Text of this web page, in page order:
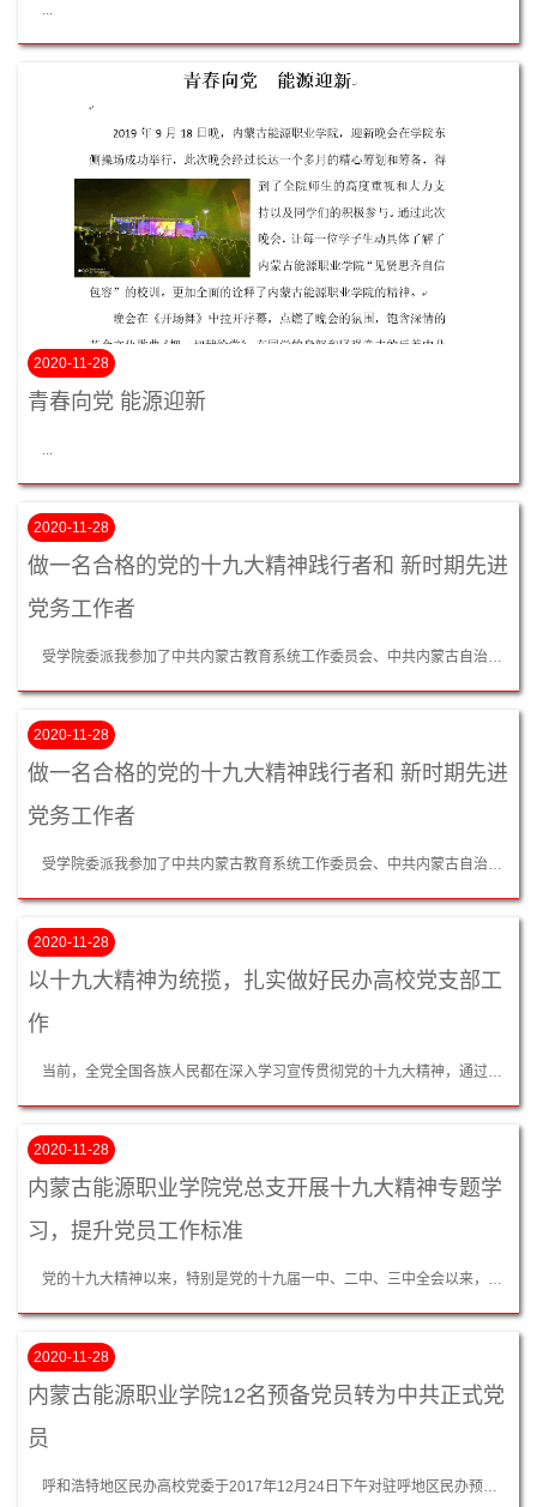
...
2020-11-28
青春向党 能源迎新
...
2020-11-28
做一名合格的党的十九大精神践行者和 新时期先进
党务工作者
受学院委派我参加了中共内蒙古教育系统工作委员会、中共内蒙古自治区教育厅党组举办的第二期全区教育系统党的十九大精神和党务工作培训班，进行了学习培训，总的来看，这次学习培训，是在举国上下同庆改革开放40周年取得伟大成就的基础上开展的，时机选得好、主办方组织严密、邀请自治区有名的专家教授，授课精彩、经验丰富、理论层次高、给人影响深刻、启发颇大、也很解渴、听后很过瘾，在思想政治上、实际行动上、理论层次的...
2020-11-28
做一名合格的党的十九大精神践行者和 新时期先进
党务工作者
受学院委派我参加了中共内蒙古教育系统工作委员会、中共内蒙古自治区教育厅党组举办的第二期全区教育系统党的十九大精神和党务工作培训班，进行了学习培训，总的来看，这次学习培训，是在举国上下同庆改革开放40周年取得伟大成就的基础上开展的，时机选得好、主办方组织严密、邀请自治区有名的专家教授，授课精彩、经验丰富、理论层次高、给人影响深刻、启发颇大、也很解渴、听后很过瘾，在思想政治上、实际行动上、理论层次的...
2020-11-28
以十九大精神为统揽，扎实做好民办高校党支部工
作
当前，全党全国各族人民都在深入学习宣传贯彻党的十九大精神，通过学习和培训使我们深刻认识到以习近平同志为总书记的党中央把握当今世界和当代中国的发展大势，以崇高的使命担当、坚强的政治定力、高超的领导艺术、强烈的创新精神，推出一系列重大战略举措，出台一系列方针政策，推进一系列重大工作，党和国家各项事业全面开创新局面、发生了历史性变革，取得了一个又一个新的辉煌成就。作为一名普通的共产党员、民办高校基层的...
2020-11-28
内蒙古能源职业学院党总支开展十九大精神专题学
习，提升党员工作标准
党的十九大精神以来，特别是党的十九届一中、二中、三中全会以来，内蒙古能源职业学院党总支深入开展各类教育活动，把党员教育作为深入贯彻党的十九大精神的重要抓手，通过“三学”方式，让学习十九大精神达到“三进”，成为自治区民办高校“打造立德树人新校园，建立自信包容大课堂”的一块招牌，助推各项工作不断取得新进展、新成效，各项工作展开新局面。通过原原本本系统学，在学习领会中提升工作标准。党总支一班人带头深入...
2020-11-28
内蒙古能源职业学院12名预备党员转为中共正式党
员
呼和浩特地区民办高校党委于2017年12月24日下午对驻呼地区民办预备党员转正及申报预备党员情况认真的研究讨论，经党委委员一致通过，批准内蒙古能源职业学院12名预备党员转为中共正式党员，13名为预备党员。2018年3月10日收到文件。预备党员名单：吴凯英 尚 强 付建新 张美珊 李苏霞 富 荣 苏 涵 王海龙 杨 东 贺利英 王永超 包青莲 闫新可预备党员转正名单： 贺文清...